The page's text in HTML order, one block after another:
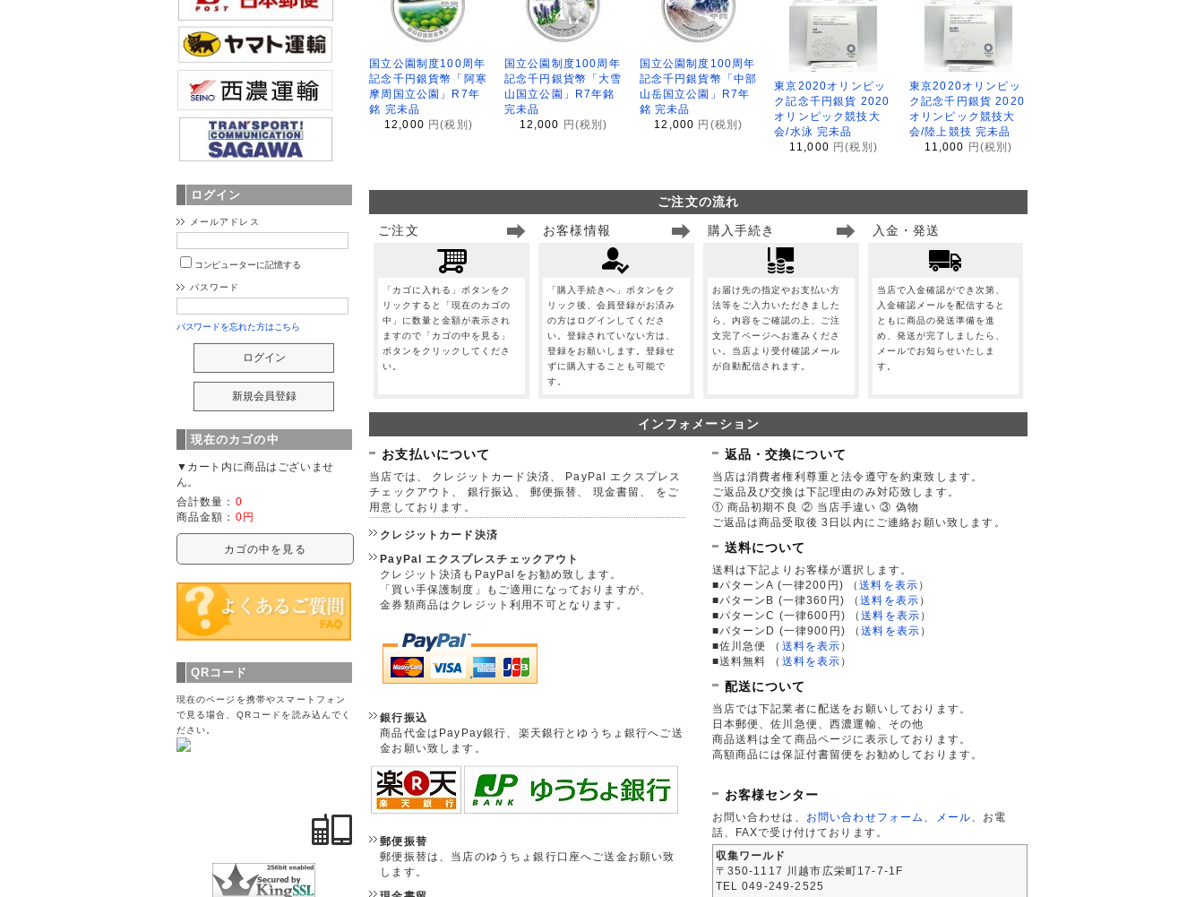
国立公園制度100周年
記念千円銀貨幣「阿寒
摩周国立公園」R7年
銘 完未品
12,000 円(税別)
国立公園制度100周年
記念千円銀貨幣「大雪
山国立公園」R7年銘
完未品
12,000 円(税別)
国立公園制度100周年
記念千円銀貨幣「中部
山岳国立公園」R7年
銘 完未品
12,000 円(税別)
東京2020オリンピッ
ク記念千円銀貨 2020
オリンピック競技大
会/水泳 完未品
11,000 円(税別)
東京2020オリンピッ
ク記念千円銀貨 2020
オリンピック競技大
会/陸上競技 完未品
11,000 円(税別)
ご注文の流れ
ご注文
「カゴに入れる」ボタンをク
リックすると「現在のカゴの
中」に数量と金額が表示され
ますので「カゴの中を見る」
ボタンをクリックしてくださ
い。
お客様情報
「購入手続きへ」ボタンをク
リック後、会員登録がお済み
の方はログインしてくださ
い。登録されていない方は、
登録をお願いします。登録せ
ずに購入することも可能で
す。
購入手続き
お届け先の指定やお支払い方
法等をご入力いただきました
ら、内容をご確認の上、ご注
文完了ページへお進みくださ
い。当店より受付確認メール
が自動配信されます。
入金・発送
当店で入金確認ができ次第、
入金確認メールを配信すると
ともに商品の発送準備を進
め、発送が完了しましたら、
メールでお知らせいたしま
す。
インフォメーション
お支払いについて
当店では、 クレジットカード決済、 PayPal エクスプレス
チェックアウト、 銀行振込、 郵便振替、 現金書留、 をご
用意しております。
クレジットカード決済
PayPal エクスプレスチェックアウト
クレジット決済もPayPalをお勧め致します。
「買い手保護制度」もご適用になっておりますが、
金券類商品はクレジット利用不可となります。
銀行振込
商品代金はPayPay銀行、楽天銀行とゆうちょ銀行へご送
金お願い致します。
郵便振替
郵便振替は、当店のゆうちょ銀行口座へご送金お願い致
します。
返品・交換について
当店は消費者権利尊重と法令遵守を約束致します。
ご返品及び交換は下記理由のみ対応致します。
① 商品初期不良 ② 当店手違い ③ 偽物
ご返品は商品受取後 3日以内にご連絡お願い致します。
送料について
送料は下記よりお客様が選択します。
■パターンA (一律200円)
（送料を表示 ）
■パターンB (一律360円)
（送料を表示 ）
■パターンC (一律600円)
（送料を表示 ）
■パターンD (一律900円)
（送料を表示 ）
■佐川急便
（ 送料を表示 ）
■送料無料
（ 送料を表示 ）
配送について
当店では下記業者に配送をお願いしております。
日本郵便、佐川急便、西濃運輸、その他
商品送料は全て商品ページに表示しております。
高額商品には保証付書留便をお勧めしております。
お客様センター
お問い合わせは、 お問い合わせフォーム メール 、お電
話、FAXで受け付けております。
収集ワールド
〒350-1117 川越市広栄町17-7-1F
TEL 049-249-2525
ログイン
メールアドレス
コンピューターに記憶する
パスワード
パスワードを忘れた方はこちら
現在のカゴの中
▼カート内に商品はございませ
ん。
合計数量： 0
商品金額： 0円
カゴの中を見る
QRコード
現在のページを携帯やスマートフォン
で見る場合、QRコードを読み込んでく
ださい。